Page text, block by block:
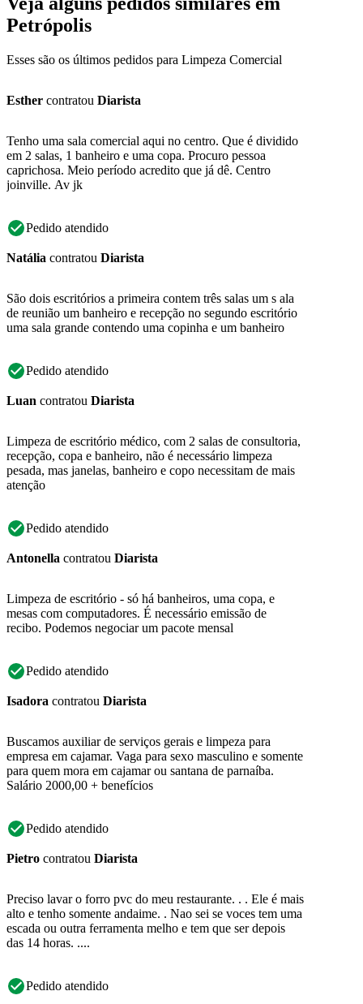
Petrópolis
Esses são os últimos pedidos para Limpeza Comercial
Esther contratou Diarista
Tenho uma sala comercial aqui no centro. Que é dividido
em 2 salas, 1 banheiro e uma copa. Procuro pessoa
caprichosa. Meio período acredito que já dê. Centro
joinville. Av jk
Pedido atendido
Natália contratou Diarista
São dois escritórios a primeira contem três salas um s ala
de reunião um banheiro e recepção no segundo escritório
uma sala grande contendo uma copinha e um banheiro
Pedido atendido
Luan contratou Diarista
Limpeza de escritório médico, com 2 salas de consultoria,
recepção, copa e banheiro, não é necessário limpeza
pesada, mas janelas, banheiro e copo necessitam de mais
atenção
Pedido atendido
Antonella contratou Diarista
Limpeza de escritório - só há banheiros, uma copa, e
mesas com computadores. É necessário emissão de
recibo. Podemos negociar um pacote mensal
Pedido atendido
Isadora contratou Diarista
Buscamos auxiliar de serviços gerais e limpeza para
empresa em cajamar. Vaga para sexo masculino e somente
para quem mora em cajamar ou santana de parnaíba.
Salário 2000,00 + benefícios
Pedido atendido
Pietro contratou Diarista
Preciso lavar o forro pvc do meu restaurante. . . Ele é mais
alto e tenho somente andaime. . Nao sei se voces tem uma
escada ou outra ferramenta melho e tem que ser depois
das 14 horas. ....
Pedido atendido